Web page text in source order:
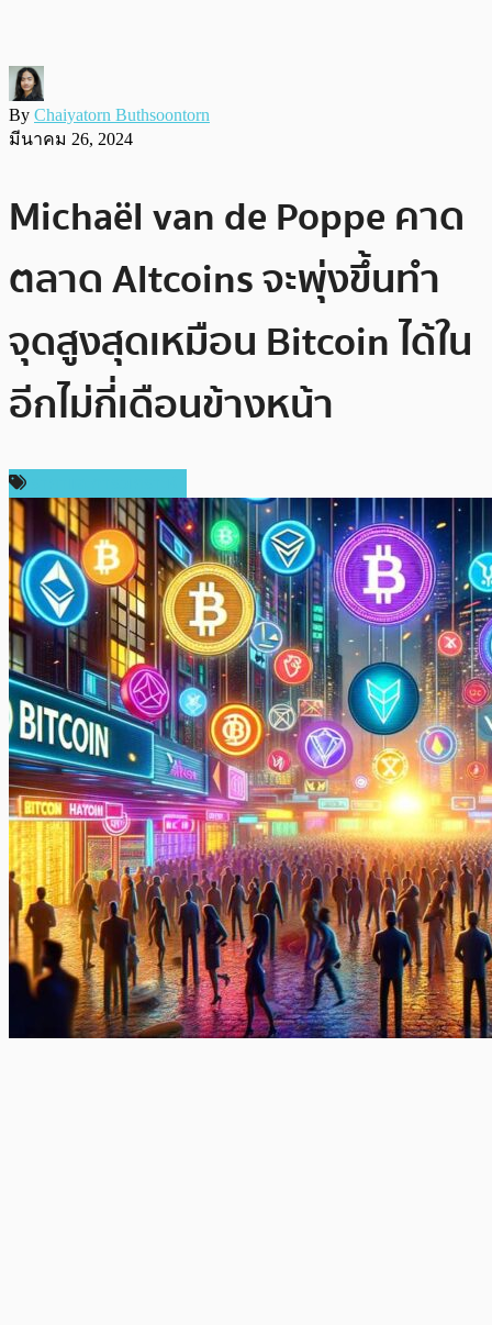
By Chaiyatorn Buthsoontorn
มีนาคม 26, 2024
Michaël van de Poppe คาด
ตลาด Altcoins จะพุ่งขึ้นทำ
จุดสูงสุดเหมือน Bitcoin ได้ใน
อีกไม่กี่เดือนข้างหน้า